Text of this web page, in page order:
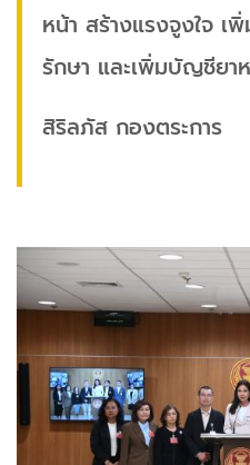
หน้า สร้างแรงจูงใจ เ
รักษา และเพิ่มบัญชียา
สิริลภัส กองตระการ